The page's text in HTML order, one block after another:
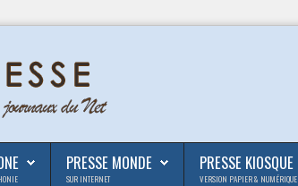
PRESSE MONDE
SUR INTERNET
PRESSE KIOSQUE
VERSION PAPIER & NUMÉRIQUE